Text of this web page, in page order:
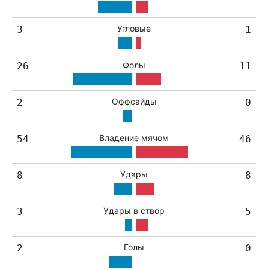
3 Угловые 1
26 Фолы 11
2 Оффсайды 0
54 Владение мячом 46
8 Удары 8
3 Удары в створ 5
2 Голы 0